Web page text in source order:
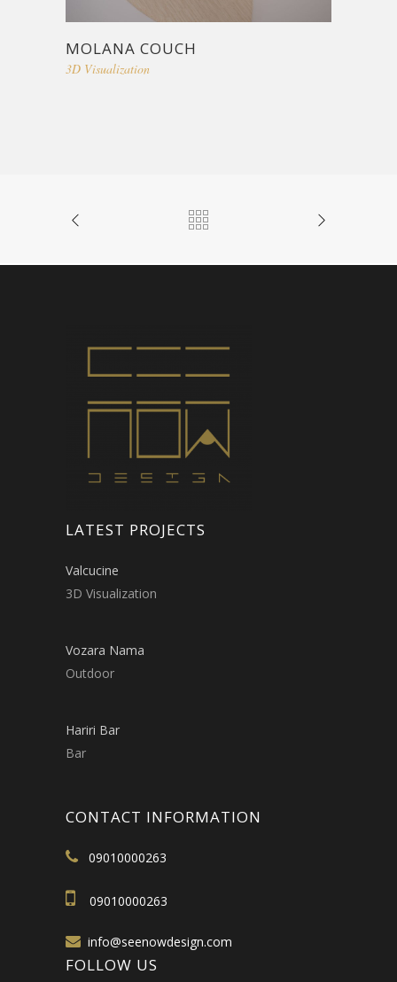
MOLANA COUCH
3D Visualization
LATEST PROJECTS
Valcucine
3D Visualization
Vozara Nama
Outdoor
Hariri Bar
Bar
CONTACT INFORMATION
09010000263
09010000263
info@seenowdesign.com
FOLLOW US